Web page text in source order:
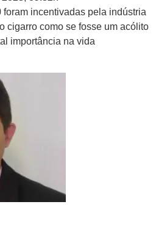
incentivadas pela indústria
cigarro como se fosse um acólito
importância na vida